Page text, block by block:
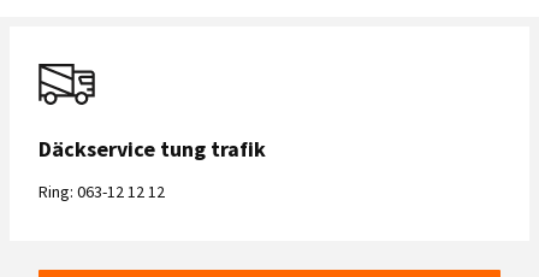
Däckservice tung trafik
Ring: 063-12 12 12